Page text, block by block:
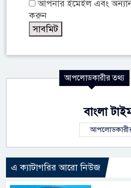
আপনার ইমেইল এবং
করুন
আপলোডকারীর তথ্য
বাংলা
এ ক্যাটাগরির আরো নিউজ